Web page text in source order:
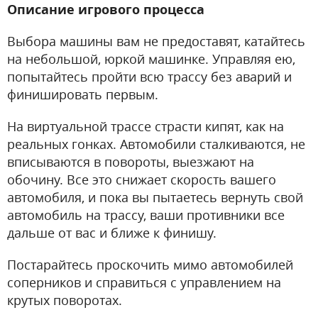
Описание игрового процесса
Выбора машины вам не предоставят, катайтесь
на небольшой, юркой машинке. Управляя ею,
попытайтесь пройти всю трассу без аварий и
финишировать первым.
На виртуальной трассе страсти кипят, как на
реальных гонках. Автомобили сталкиваются, не
вписываются в повороты, выезжают на
обочину. Все это снижает скорость вашего
автомобиля, и пока вы пытаетесь вернуть свой
автомобиль на трассу, ваши противники все
дальше от вас и ближе к финишу.
Постарайтесь проскочить мимо автомобилей
соперников и справиться с управлением на
крутых поворотах.